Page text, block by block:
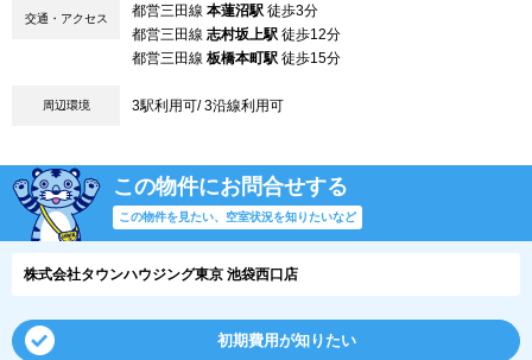
交通・アクセス 都営三田線 本蓮沼駅 徒歩3分
都営三田線 志村坂上駅 徒歩12分
都営三田線 板橋本町駅 徒歩15分
周辺環境 3駅利用可/ 3沿線利用可
この物件にお問合せする
この物件を見たい、空室状況を知りたいなど
株式会社タウンハウジング東京 池袋西口店
初期費用が知りたい